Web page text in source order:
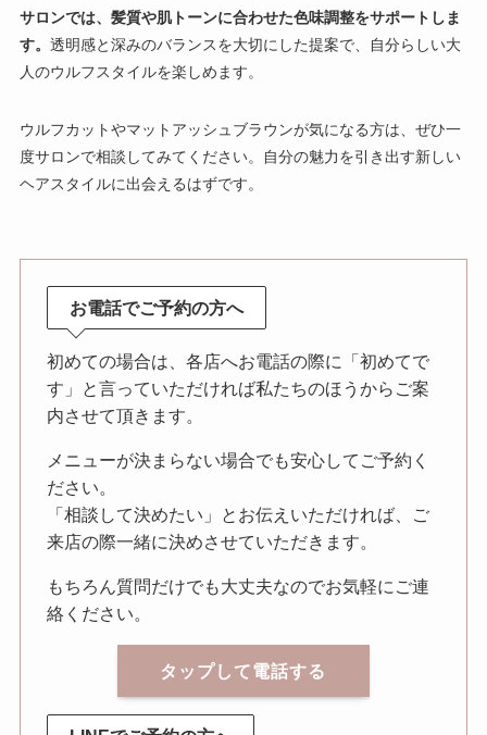
サロンでは、髪質や肌トーンに合わせた色味調整をサポートしま
す。 透明感と深みのバランスを大切にした提案で、自分らしい大
人のウルフスタイルを楽しめます。
ウルフカットやマットアッシュブラウンが気になる方は、ぜひ一
度サロンで相談してみてください。自分の魅力を引き出す新しい
ヘアスタイルに出会えるはずです。
お電話でご予約の方へ
初めての場合は、各店へお電話の際に「初めてで
す」と言っていただければ私たちのほうからご案
内させて頂きます。
メニューが決まらない場合でも安心してご予約く
ださい。
「相談して決めたい」とお伝えいただければ、ご
来店の際一緒に決めさせていただきます。
もちろん質問だけでも大丈夫なのでお気軽にご連
絡ください。
タップして電話する